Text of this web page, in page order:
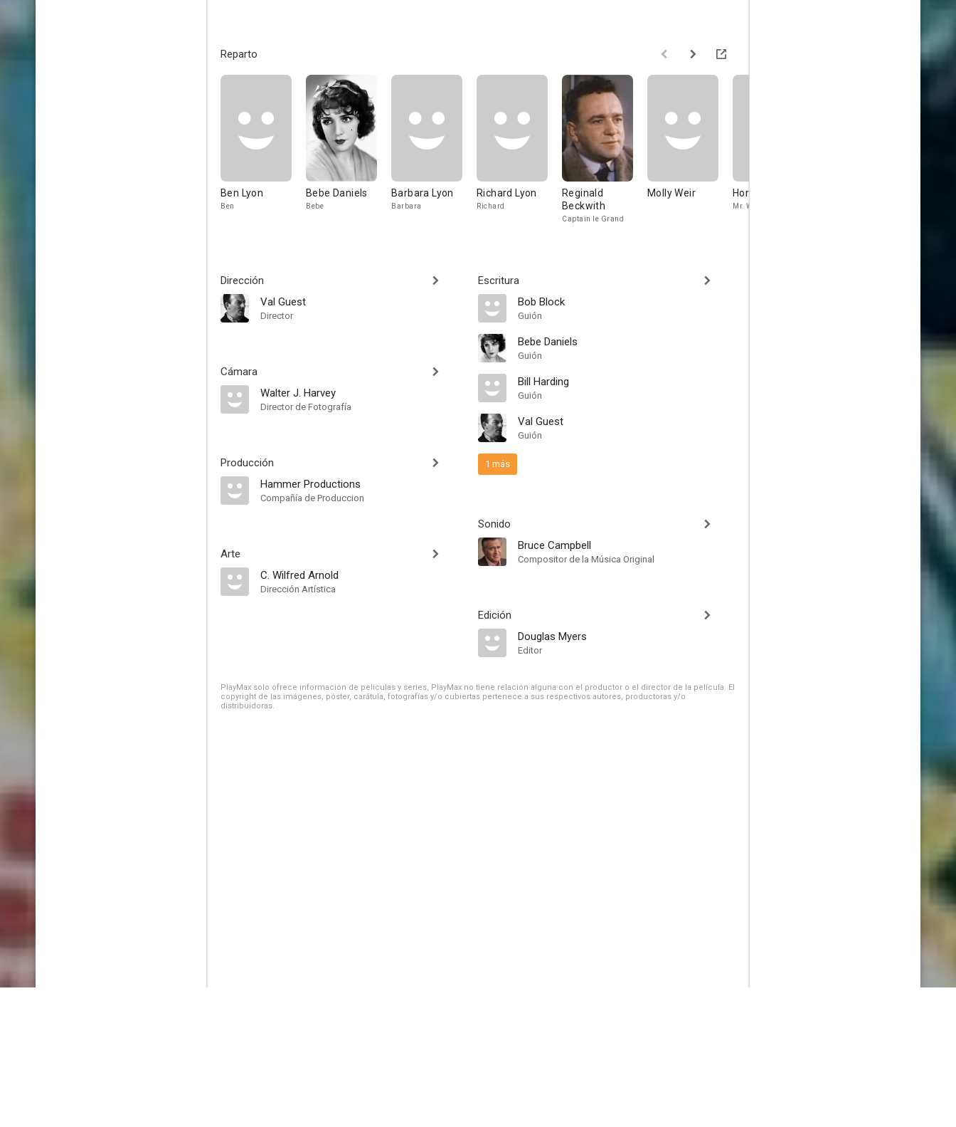
Reparto
Ben Lyon
Ben
Bebe Daniels
Bebe
Barbara Lyon
Barbara
Richard Lyon
Richard
Reginald
Beckwith
Captain le Grand
Molly Weir Horace Percival
Mr. Wimple
Dirección
Val Guest
Director
Cámara
Walter J. Harvey
Director de Fotografía
Producción
Hammer Productions
Compañía de Produccion
Arte
C. Wilfred Arnold
Dirección Artística
Escritura
Bob Block
Guión
Bebe Daniels
Guión
Bill Harding
Guión
Val Guest
Guión
1 más
Sonido
Bruce Campbell
Compositor de la Música Original
Edición
Douglas Myers
Editor
PlayMax solo ofrece información de películas y series, PlayMax no tiene relación alguna con el productor o el director de la película. El
copyright de las imágenes, póster, carátula, fotografías y/o cubiertas pertenece a sus respectivos autores, productoras y/o
distribuidoras.